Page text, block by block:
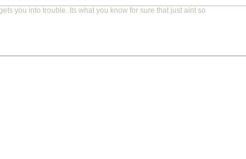
you into trouble. Its what you know for sure that just aint so